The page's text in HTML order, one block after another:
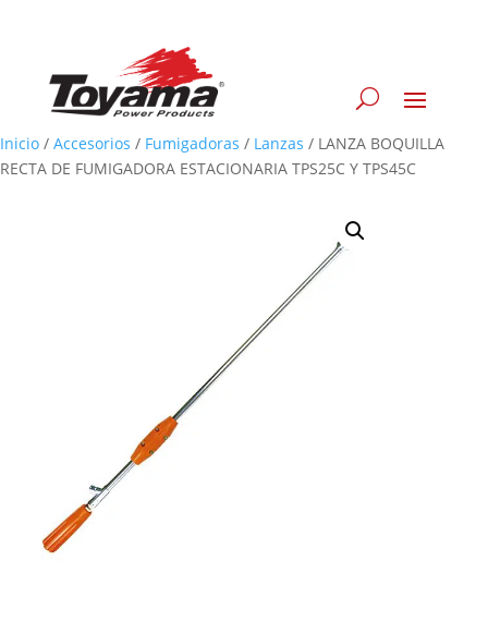
Inicio / Accesorios / Fumigadoras / Lanzas / LANZA BOQUILLA
RECTA DE FUMIGADORA ESTACIONARIA TPS25C Y TPS45C